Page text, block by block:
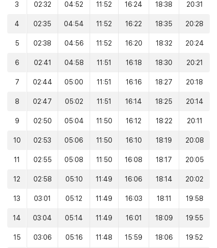
3 02:32 04:52 11:52 16:24 18:38 20:31
4 02:35 04:54 11:52 16:22 18:35 20:28
5 02:38 04:56 11:52 16:20 18:32 20:24
6 02:41 04:58 11:51 16:18 18:30 20:21
7 02:44 05:00 11:51 16:16 18:27 20:18
8 02:47 05:02 11:51 16:14 18:25 20:14
9 02:50 05:04 11:50 16:12 18:22 20:11
10 02:53 05:06 11:50 16:10 18:19 20:08
11 02:55 05:08 11:50 16:08 18:17 20:05
12 02:58 05:10 11:49 16:06 18:14 20:02
13 03:01 05:12 11:49 16:03 18:11 19:58
14 03:04 05:14 11:49 16:01 18:09 19:55
15 03:06 05:16 11:48 15:59 18:06 19:52